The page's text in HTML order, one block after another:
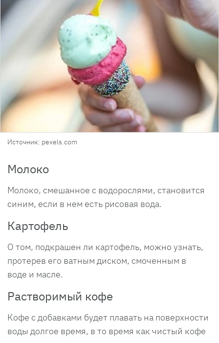
Источник: pexels.com
Молоко
Молоко, смешанное с водорослями, становится
синим, если в нем есть рисовая вода.
Картофель
О том, подкрашен ли картофель, можно узнать,
протерев его ватным диском, смоченным в
воде и масле.
Растворимый кофе
Кофе с добавками будет плавать на поверхности
воды долгое время, в то время как чистый кофе